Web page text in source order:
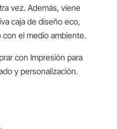
vez. Además, viene
caja de diseño eco,
el medio ambiente.
con Impresión para
y personalización.